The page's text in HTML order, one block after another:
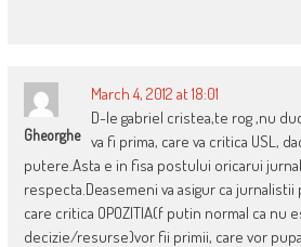
Gheorghe
March 4, 2012 at 18:01
D-le gabriel cristea,te rog ,nu
va fi prima, care va critica USL,
putere.Asta e in fisa postului oricarui
respecta.Deasemeni va asigur ca
care critica OPOZITIA(f putin normal ca nu
decizie/resurse)vor fii primii, care vor